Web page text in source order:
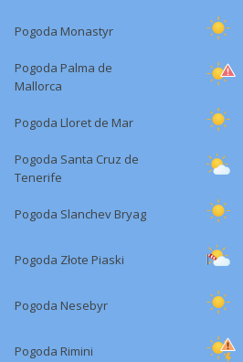
Pogoda Monastyr
Pogoda Palma de
Mallorca
Pogoda Lloret de Mar
Pogoda Santa Cruz de
Tenerife
Pogoda Slanchev Bryag
Pogoda Złote Piaski
Pogoda Nesebyr
Pogoda Rimini